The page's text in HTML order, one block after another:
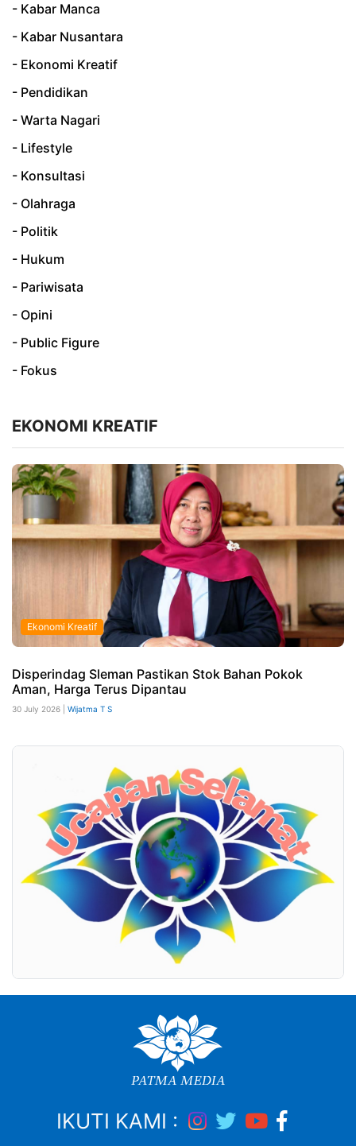
- Kabar Manca
- Kabar Nusantara
- Ekonomi Kreatif
- Pendidikan
- Warta Nagari
- Lifestyle
- Konsultasi
- Olahraga
- Politik
- Hukum
- Pariwisata
- Opini
- Public Figure
- Fokus
EKONOMI KREATIF
Ekonomi Kreatif
Disperindag Sleman Pastikan Stok Bahan Pokok
Aman, Harga Terus Dipantau
30 July 2026 | Wijatma T S
IKUTI KAMI :